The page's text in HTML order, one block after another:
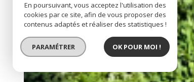
En poursuivant, vous acceptez l'utilisation des
cookies par ce site, afin de vous proposer des
contenus adaptés et réaliser des statistiques !
PARAMÉTRER OK POUR MOI !